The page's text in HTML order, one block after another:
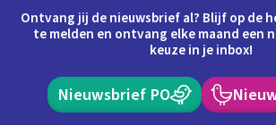
Ontvang jij de nieuwsbrief al? Blijf op de
te melden en ontvang elke maand een
keuze in je inbox!
Nieuwsbrief PO